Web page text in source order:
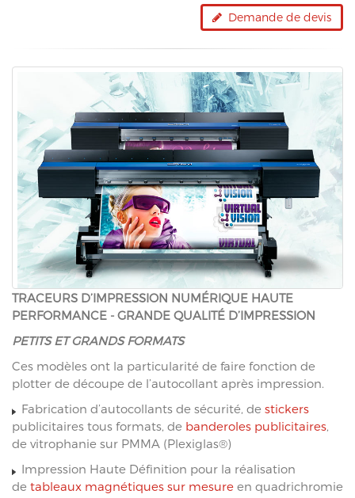
Demande de devis
TRACEURS D’IMPRESSION NUMÉRIQUE HAUTE
PERFORMANCE - GRANDE QUALITÉ D’IMPRESSION
PETITS ET GRANDS FORMATS
Ces modèles ont la particularité de faire fonction de
plotter de découpe de l’autocollant après impression.
Fabrication d’autocollants de sécurité, de stickers
publicitaires tous formats, de banderoles publicitaires,
de vitrophanie sur PMMA (Plexiglas®)
Impression Haute Définition pour la réalisation
de tableaux magnétiques sur mesure en quadrichromie